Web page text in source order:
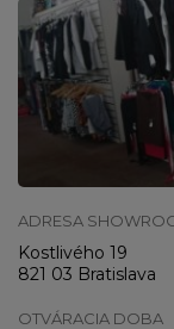
ADRESA
Kostlivého 19
821 03 Bratislava
OTVÁRACIA DOBA